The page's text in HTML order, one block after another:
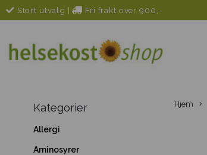
Stort utvalg | Fri frakt over 900,-
Kategorier
Allergi
Aminosyrer
Hjem